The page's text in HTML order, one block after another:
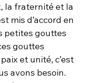
la fraternité et la
mis d’accord en
petites gouttes
gouttes
et unité, c’est
avons besoin.